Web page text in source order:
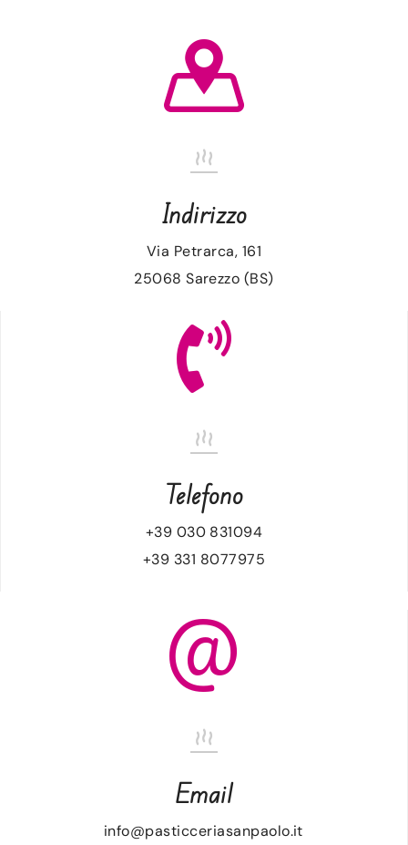
Indirizzo
Via Petrarca, 161
25068 Sarezzo (BS)
Telefono
+39 030 831094
+39 331 8077975
Email
info@pasticceriasanpaolo.it